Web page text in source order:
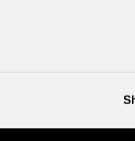
av en
uppladdningsbar